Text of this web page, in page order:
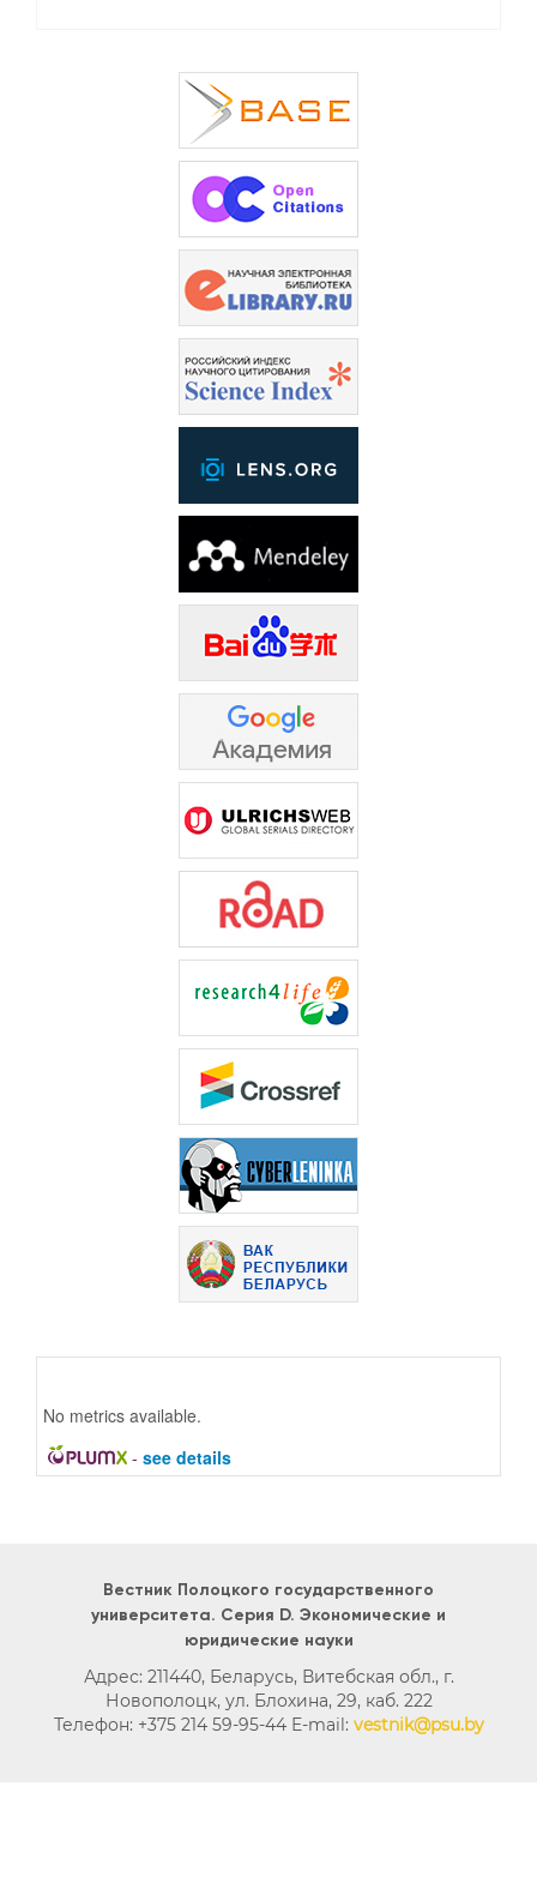
No metrics available.
- see details
Вестник Полоцкого государственного
университета. Серия D. Экономические и
юридические науки
Адрес: 211440, Беларусь, Витебская обл., г.
Новополоцк, ул. Блохина, 29, каб. 222
Телефон: +375 214 59-95-44 E-mail: vestnik@psu.by